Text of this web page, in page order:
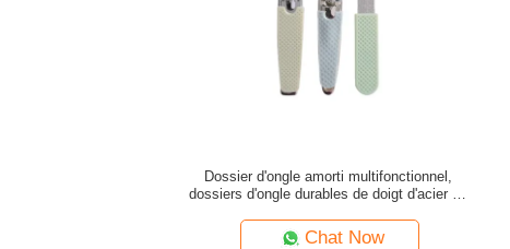
Dossier d'ongle amorti multifonctionnel,
dossiers d'ongle durables de doigt d'acier au
Chat Now